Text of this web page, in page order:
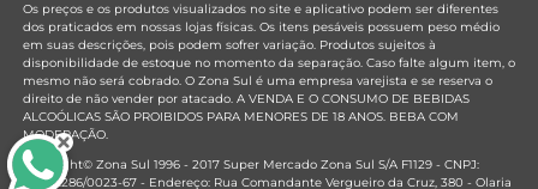
Os preços e os produtos visualizados no site e aplicativo podem ser diferentes
dos praticados em nossas lojas físicas. Os itens pesáveis possuem peso médio
em suas descrições, pois podem sofrer variação. Produtos sujeitos à
disponibilidade de estoque no momento da separação. Caso falte algum item, o
mesmo não será cobrado. O Zona Sul é uma empresa varejista e se reserva o
direito de não vender por atacado. A VENDA E O CONSUMO DE BEBIDAS
ALCOÓLICAS SÃO PROIBIDOS PARA MENORES DE 18 ANOS. BEBA COM
MODERAÇÃO.
Copyright© Zona Sul 1996 - 2017 Super Mercado Zona Sul S/A F1129 - CNPJ:
33.381.286/0023-67 - Endereço: Rua Comandante Vergueiro da Cruz, 380 - Olaria